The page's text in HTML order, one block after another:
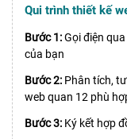
Qui trình thiết kế
Bước 1:Gọi điện
của bạn
Bước 2: Phân tích,
web quan 12 phù
Bước 3: Ký kết hợp